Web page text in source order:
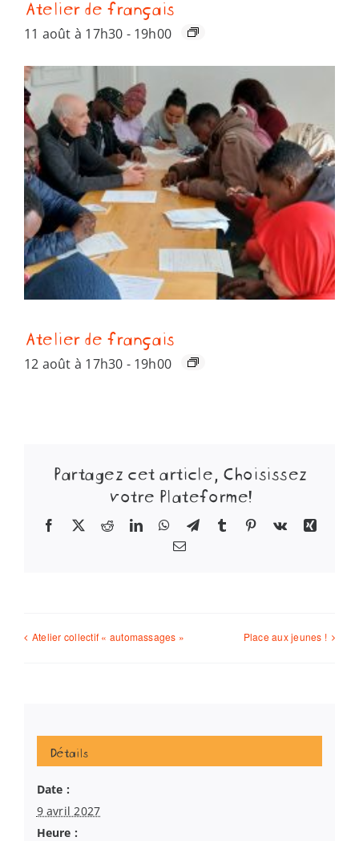
Atelier de français
11 août à 17h30 - 19h00
Atelier de français
12 août à 17h30 - 19h00
Partagez cet article, Choisissez
votre Plateforme!
Facebook
X RedditLinkedInWhatsApp
TelegramTumblr Pinterest
Vk
Xing
Email
Atelier collectif « automassages » Place aux jeunes !
Détails
Date :
9 avril 2027
Heure :